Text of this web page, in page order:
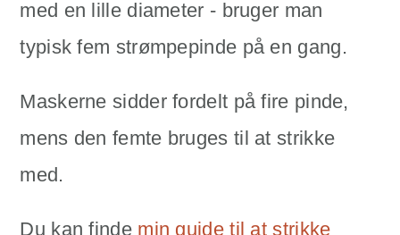
med en lille diameter - bruger man
typisk fem strømpepinde på en gang.
Maskerne sidder fordelt på fire pinde,
mens den femte bruges til at strikke
med.
Du kan finde min guide til at strikke